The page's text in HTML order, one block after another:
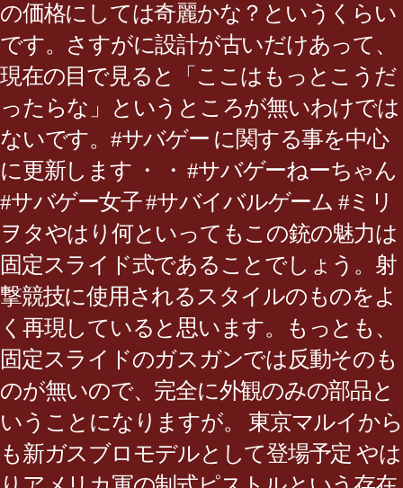
の価格にしては奇麗かな？というくらい
です。さすがに設計が古いだけあって、
現在の目で見ると「ここはもっとこうだ
ったらな」というところが無いわけでは
ないです。#サバゲー に関する事を中心
に更新します ・ ・ #サバゲーねーちゃん
#サバゲー女子 #サバイバルゲーム #ミリ
ヲタやはり何といってもこの銃の魅力は
固定スライド式であることでしょう。射
撃競技に使用されるスタイルのものをよ
く再現していると思います。もっとも、
固定スライドのガスガンでは反動そのも
のが無いので、完全に外観のみの部品と
いうことになりますが。 東京マルイから
も新ガスブロモデルとして登場予定 やは